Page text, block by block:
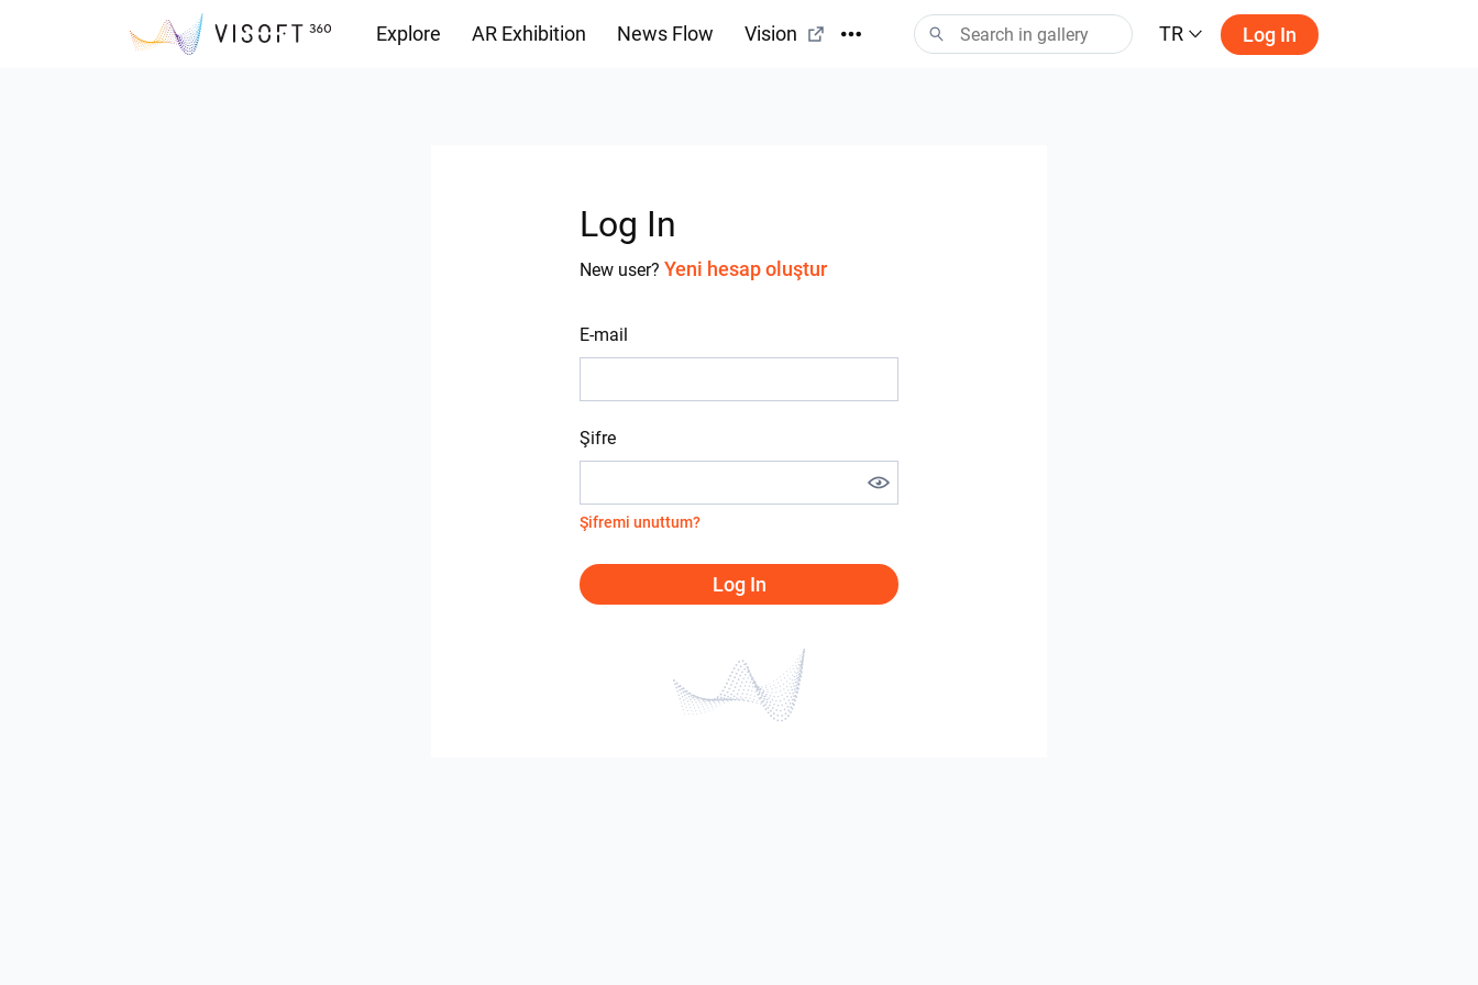
Explore AR Exhibition News Flow Vision TR Log In
Log In
New user? Yeni hesap oluştur
E-mail
Şifre
Şifremi unuttum?
Log In